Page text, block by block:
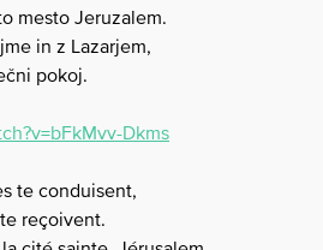
mesto Jeruzalem.
in z Lazarjem,
pokoj.
Dkms
te conduisent,
reçoivent.